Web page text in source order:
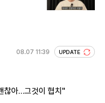
08.07 11:39 UPDATE
찮아…그것이 협치"